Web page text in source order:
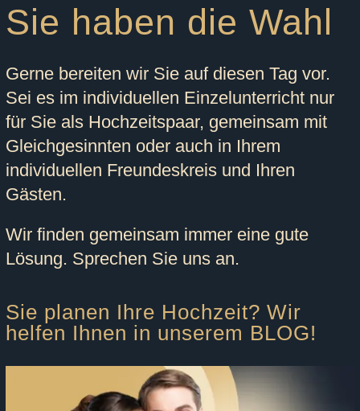
Sie haben die Wahl
Gerne bereiten wir Sie auf diesen Tag vor.
Sei es im individuellen Einzelunterricht nur
für Sie als Hochzeitspaar, gemeinsam mit
Gleichgesinnten oder auch in Ihrem
individuellen Freundeskreis und Ihren
Gästen.
Wir finden gemeinsam immer eine gute
Lösung. Sprechen Sie uns an.
Sie planen Ihre Hochzeit? Wir
helfen Ihnen in unserem BLOG!